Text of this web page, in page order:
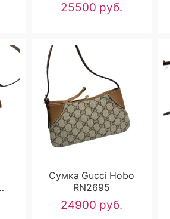
25500 руб.
Сумка Gucci Hobo
RN2695
24900 руб.